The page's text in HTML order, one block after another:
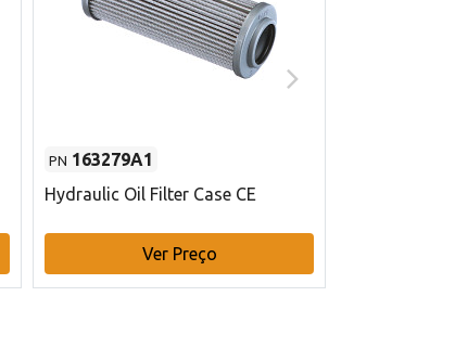
PN 163279A1
Hydraulic Oil Filter Case CE
Ver Preço